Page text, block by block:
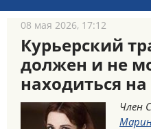
08 мая 2026, 17:12
Курьерский
должен и не
находиться
Член